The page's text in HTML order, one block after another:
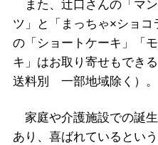
また、辻口さんの「マ
ツ」と「まっちゃ×ショ
の「ショートケーキ」「
キ」はお取り寄せもでき
送料別 一部地域除く）。
家庭や介護施設での誕
あり、喜ばれているという